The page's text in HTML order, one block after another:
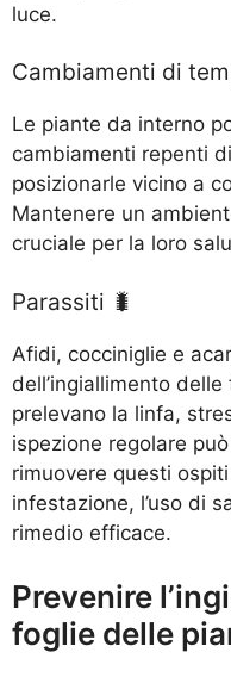
luce.
Cambiamenti di
Le piante da interno
cambiamenti repenti
posizionarle vicino a
Mantenere un
cruciale per la loro
Parassiti 🐛
Afidi, cocciniglie e
dell’ingiallimento
prelevano la linfa,
ispezione regolare
rimuovere questi
infestazione, l’uso di
rimedio efficace.
Prevenire
foglie delle